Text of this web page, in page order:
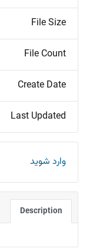
File Size
File Count
Create Date
Last Updated
وارد شوید
Description